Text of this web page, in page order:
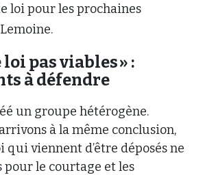
loi pour les prochaines
loi pas viables » :
à défendre
un groupe hétérogène.
à la même conclusion,
qui viennent d’être déposés ne
pour le courtage et les